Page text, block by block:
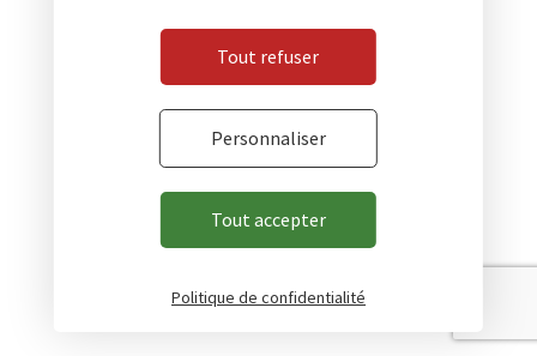
Tout accepter
Tout refuser
Personnaliser
Politique de confidentialité